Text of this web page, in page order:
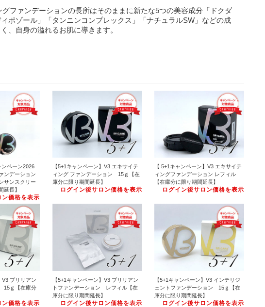
ファンデーションの長所はそのままに新たな5つの美容成分「ドクダ
ポゾール」「タンニンコンプレックス」「ナチュラルSW」などの成
、自身の溢れるお肌に導きます。
ンペーン2026
ンデーション
サンスクリー
延長】
ン価格を表示
【5+1キャンペーン】V3 エキサイテ
ィング ファンデーション 15ｇ【在
庫分に限り期間延長】
ログイン後サロン価格を表示
【 5+1キャンペーン】V3 エキサイテ
ィングファンデーション レフィル
【在庫分に限り期間延長】
ログイン後サロン価格を表示
V3 ブリリアン
15ｇ【在庫分
ン価格を表示
【5+1キャンペーン】V3 ブリリアン
トファンデーション レフィル【在
庫分に限り期間延長】
ログイン後サロン価格を表示
【5+1キャンペーン】V3 インテリジ
ェントファンデーション 15ｇ【在
庫分に限り期間延長】
ログイン後サロン価格を表示